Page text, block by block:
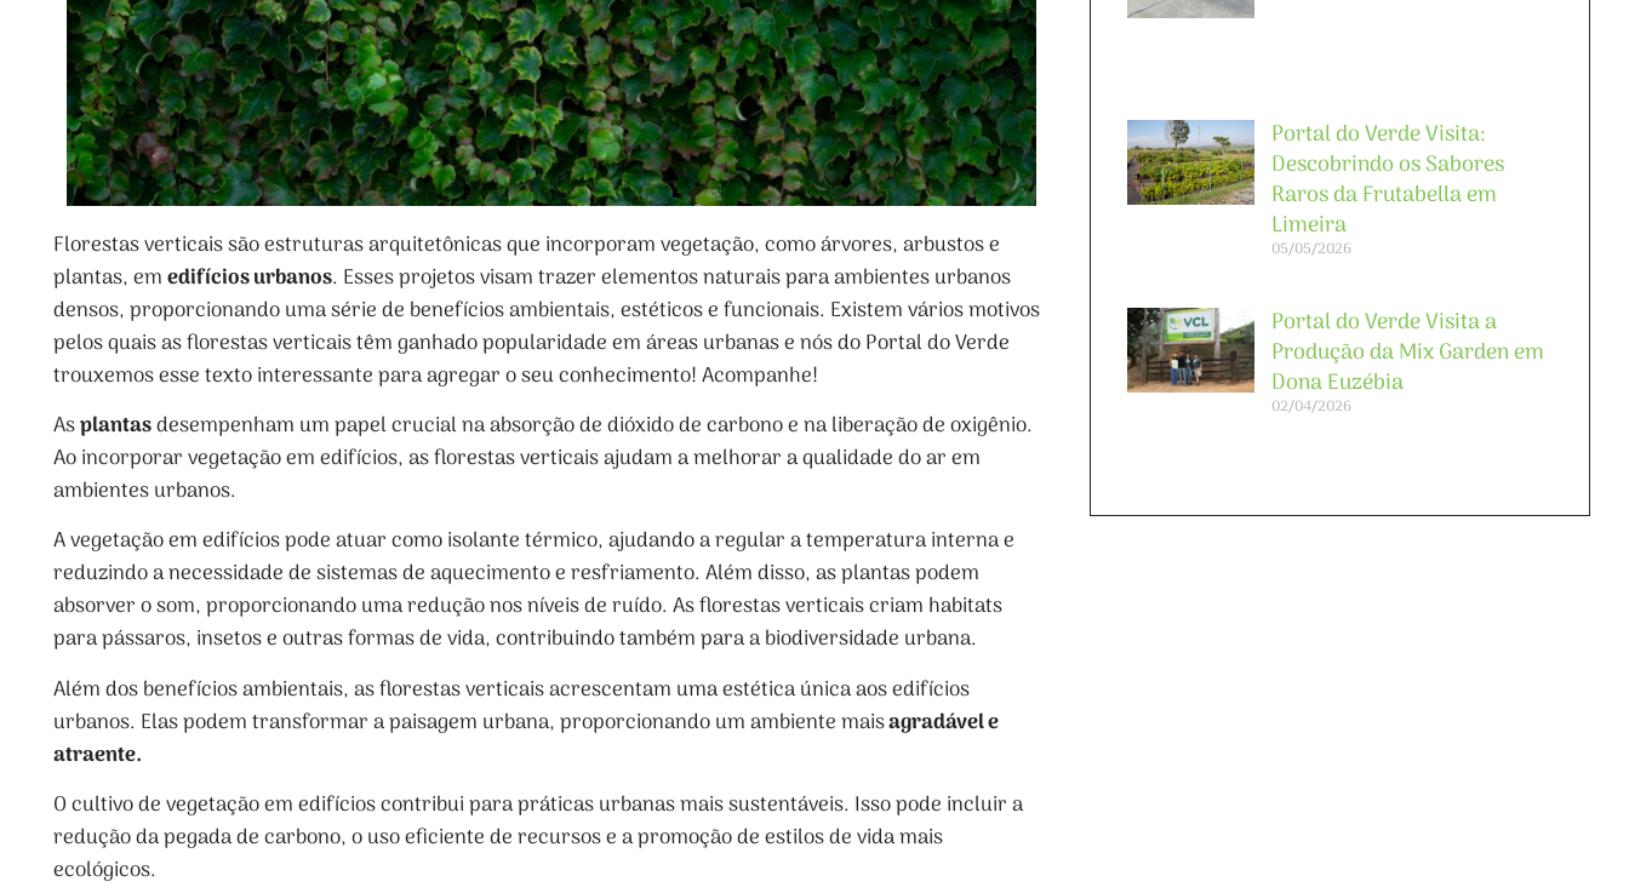
Florestas verticais são estruturas arquitetônicas que incorporam vegetação, como árvores, arbustos e
plantas, emedifícios urbanos. Esses projetos visam trazer elementos naturais para ambientes urbanos
densos, proporcionando uma série de benefícios ambientais, estéticos e funcionais. Existem vários motivos
pelos quais as florestas verticais têm ganhado popularidade em áreas urbanas e nós do Portal do Verde
trouxemos esse texto interessante para agregar o seu conhecimento! Acompanhe!
Asplantasdesempenham um papel crucial na absorção de dióxido de carbono e na liberação de oxigênio.
Ao incorporar vegetação em edifícios, as florestas verticais ajudam a melhorar a qualidade do ar em
ambientes urbanos.
A vegetação em edifícios pode atuar como isolante térmico, ajudando a regular a temperatura interna e
reduzindo a necessidade de sistemas de aquecimento e resfriamento. Além disso, as plantas podem
absorver o som, proporcionando uma redução nos níveis de ruído. As florestas verticais criam habitats
para pássaros, insetos e outras formas de vida, contribuindo também para a biodiversidade urbana.
Além dos benefícios ambientais, as florestas verticais acrescentam uma estética única aos edifícios
urbanos. Elas podem transformar a paisagem urbana, proporcionando um ambiente maisagradável e
atraente.
O cultivo de vegetação em edifícios contribui para práticas urbanas mais sustentáveis. Isso pode incluir a
redução da pegada de carbono, o uso eficiente de recursos e a promoção de estilos de vida mais
ecológicos.
Portal do Verde Visita:
Descobrindo os Sabores
Raros da Frutabella em
Limeira
05/05/2026
Portal do Verde Visita a
Produção da Mix Garden em
Dona Euzébia
02/04/2026